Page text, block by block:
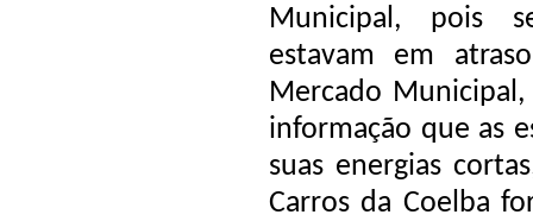
Municipal, pois
estavam em
Mercado
informação que as
suas energias
Carros da Coelba